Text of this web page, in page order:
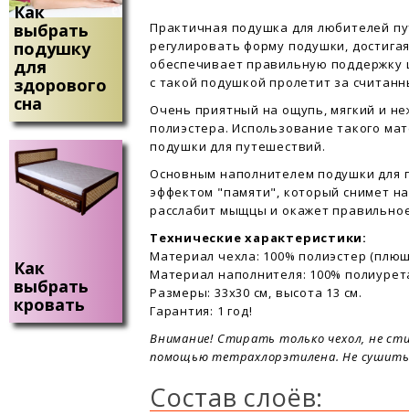
Как
выбрать
подушку
для
здорового
сна
Как
выбрать
кровать
Практичная подушка для любителей
регулировать форму подушки,
обеспечивает правильную
с такой подушкой пролетит за
Очень приятный на ощупь, мягкий и
полиэстера. Использование такого
подушки для путешествий.
Основным наполнителем подушки для
эффектом "памяти", который снимет
расслабит мыщцы и окажет
Технические характеристики:
Материал чехла: 100% полиэстер
Материал наполнителя: 100%
Размеры: 33х30 см, высота 13 см.
Гарантия: 1 год!
Внимание! Стирать только чехол, не
помощью тетрахлорэтилена. Не
Состав слоёв: